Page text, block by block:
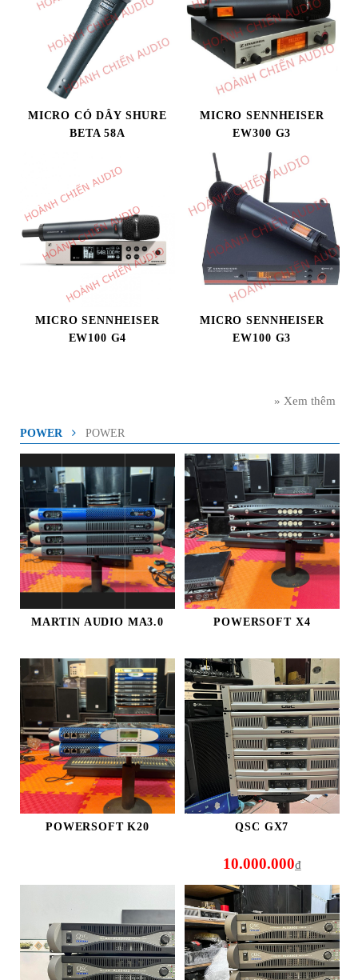
MICRO CÓ DÂY SHURE
BETA 58A
MICRO SENNHEISER
EW300 G3
MICRO SENNHEISER
EW100 G4
MICRO SENNHEISER
EW100 G3
» Xem thêm
POWER POWER
MARTIN AUDIO MA3.0 POWERSOFT X4
POWERSOFT K20 QSC GX7
10.000.000₫